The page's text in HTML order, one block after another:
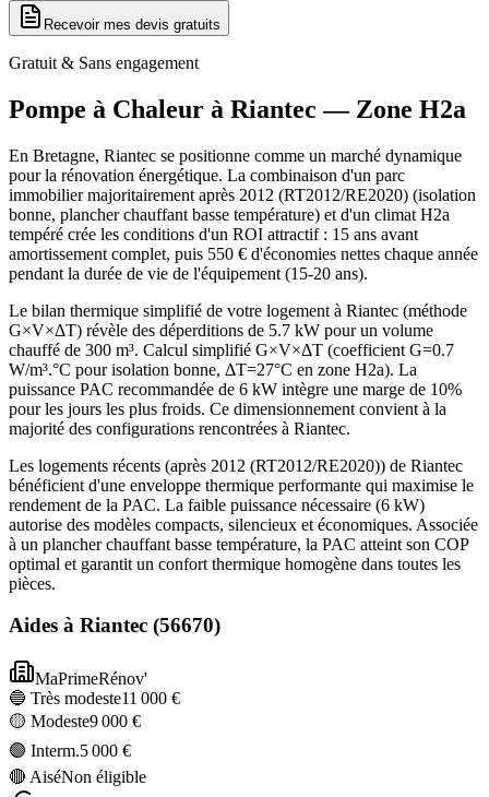
Recevoir mes devis gratuits
Gratuit & Sans engagement
Pompe à Chaleur à Riantec — Zone H2a
En Bretagne, Riantec se positionne comme un marché dynamique
pour la rénovation énergétique. La combinaison d'un parc
immobilier majoritairement après 2012 (RT2012/RE2020) (isolation
bonne, plancher chauffant basse température) et d'un climat H2a
tempéré crée les conditions d'un ROI attractif : 15 ans avant
amortissement complet, puis 550 € d'économies nettes chaque année
pendant la durée de vie de l'équipement (15-20 ans).
Le bilan thermique simplifié de votre logement à Riantec (méthode
G×V×ΔT) révèle des déperditions de 5.7 kW pour un volume
chauffé de 300 m³. Calcul simplifié G×V×ΔT (coefficient G=0.7
W/m³.°C pour isolation bonne, ΔT=27°C en zone H2a). La
puissance PAC recommandée de 6 kW intègre une marge de 10%
pour les jours les plus froids. Ce dimensionnement convient à la
majorité des configurations rencontrées à Riantec.
Les logements récents (après 2012 (RT2012/RE2020)) de Riantec
bénéficient d'une enveloppe thermique performante qui maximise le
rendement de la PAC. La faible puissance nécessaire (6 kW)
autorise des modèles compacts, silencieux et économiques. Associée
à un plancher chauffant basse température, la PAC atteint son COP
optimal et garantit un confort thermique homogène dans toutes les
pièces.
Aides à Riantec (56670)
MaPrimeRénov'
🔵 Très modeste11 000 €
🟡 Modeste9 000 €
🟣 Interm.5 000 €
🔴 AiséNon éligible